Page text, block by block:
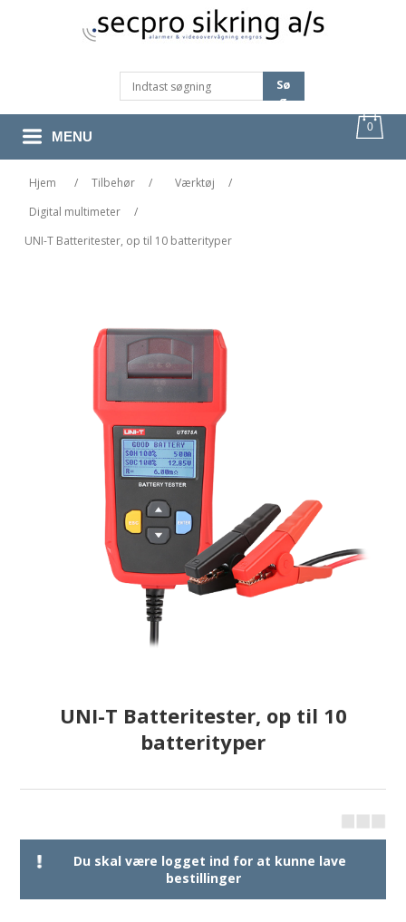
Sø
G
0
MENU
Hjem / Tilbehør / Værktøj
/
Digital multimeter
/
UNI-T Batteritester, op til 10 batterityper
UNI-T Batteritester, op til 10
batterityper
Du skal være logget ind for at kunne lave
bestillinger